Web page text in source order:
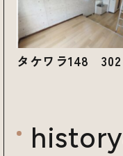
タケワラ148 302
history